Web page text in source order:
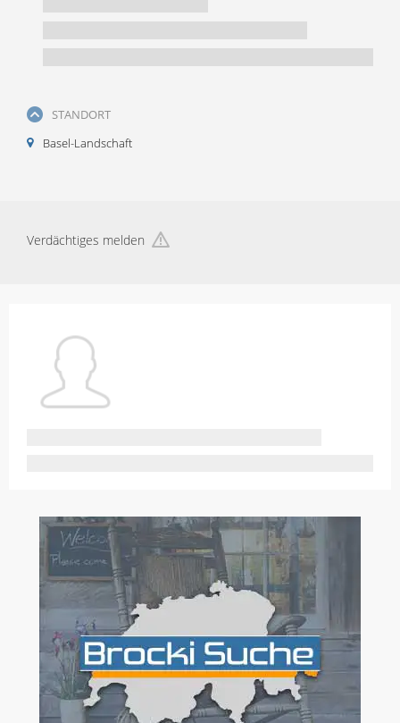
STANDORT
Basel-Landschaft
Verdächtiges melden